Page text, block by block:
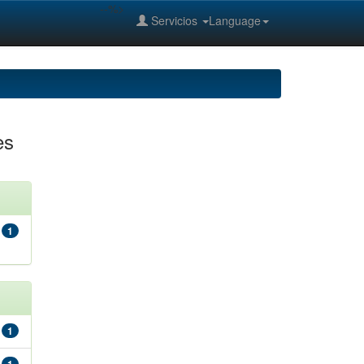
Language
Servicios
--%>
1
1